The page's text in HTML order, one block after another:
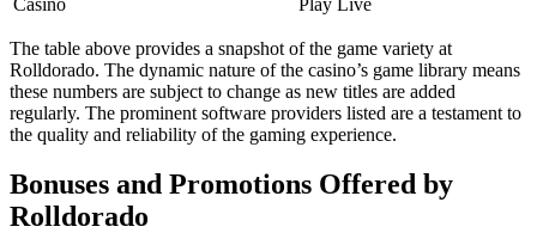
The table above provides a snapshot of the game variety at
Rolldorado. The dynamic nature of the casino’s game library means
these numbers are subject to change as new titles are added
regularly. The prominent software providers listed are a testament to
the quality and reliability of the gaming experience.
Bonuses and Promotions Offered by
Rolldorado